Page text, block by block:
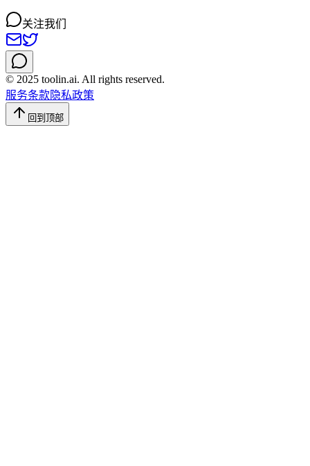
关注我们
© 2025 toolin.ai. All rights reserved.
服务条款隐私政策
回到顶部